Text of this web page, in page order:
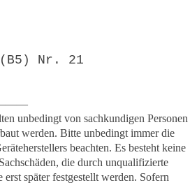
Nr. 21
unbedingt von sachkundigen Personen
werden. Bitte unbedingt immer die
beachten. Es besteht keine
die durch unqualifizierte
später festgestellt werden. Sofern